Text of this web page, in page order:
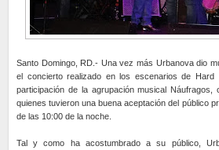
Santo Domingo, RD.- Una vez más Urbanova dio
el concierto realizado en los escenarios de
participación de la agrupación musical
quienes tuvieron una buena aceptación del público
de las 10:00 de la noche.
Tal y como ha acostumbrado a su público,